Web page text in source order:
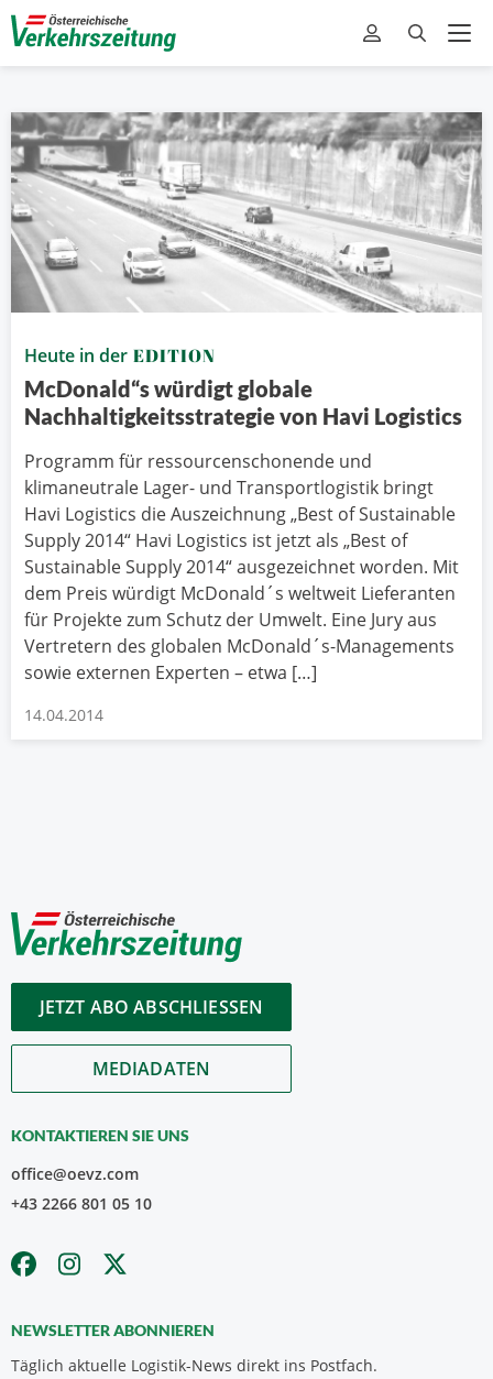
Heute in der EDITION
McDonald“s würdigt globale
Nachhaltigkeitsstrategie von Havi Logistics
Programm für ressourcenschonende und
klimaneutrale Lager- und Transportlogistik bringt
Havi Logistics die Auszeichnung „Best of Sustainable
Supply 2014“ Havi Logistics ist jetzt als „Best of
Sustainable Supply 2014“ ausgezeichnet worden. Mit
dem Preis würdigt McDonald´s weltweit Lieferanten
für Projekte zum Schutz der Umwelt. Eine Jury aus
Vertretern des globalen McDonald´s-Managements
sowie externen Experten – etwa […]
14.04.2014
JETZT ABO ABSCHLIESSEN
MEDIADATEN
KONTAKTIEREN SIE UNS
office@oevz.com
+43 2266 801 05 10
NEWSLETTER ABONNIEREN
Täglich aktuelle Logistik-News direkt ins Postfach.